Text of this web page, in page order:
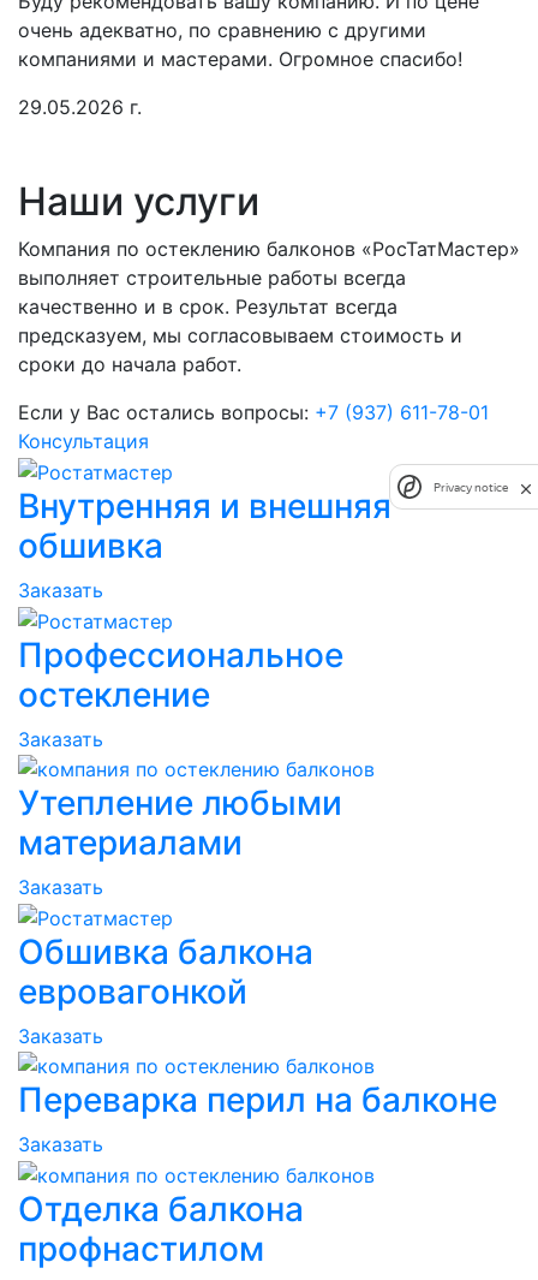
очень адекватно, по сравнению с другими
компаниями и мастерами. Огромное спасибо!
29.05.2026 г.
Наши услуги
Компания по остеклению балконов «РосТатМастер»
выполняет строительные работы всегда
качественно и в срок. Результат всегда
предсказуем, мы согласовываем стоимость и
сроки до начала работ.
Если у Вас остались вопросы: +7 (937) 611-78-01
Консультация
Внутренняя и внешняя
обшивка
Заказать
Профессиональное
остекление
Заказать
Утепление любыми
материалами
Заказать
Обшивка балкона
евровагонкой
Заказать
Переварка перил на балконе
Заказать
Отделка балкона
профнастилом
Privacy notice